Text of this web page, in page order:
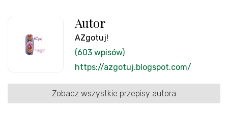
Autor
AZgotuj!
(603 wpisów)
https://azgotuj.blogspot.com/
Zobacz wszystkie przepisy autora